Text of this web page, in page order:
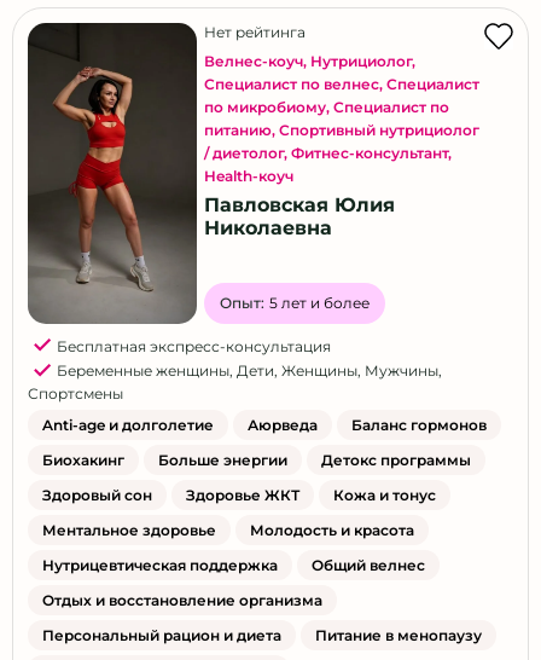
Нет рейтинга
Велнес-коуч, Нутрициолог,
Специалист по велнес, Специалист
по микробиому, Специалист по
питанию, Спортивный нутрициолог
/ диетолог, Фитнес-консультант,
Health-коуч
Павловская Юлия
Николаевна
Опыт: 5 лет и более
Бесплатная экспресс-консультация
Беременные женщины, Дети, Женщины, Мужчины,
Спортсмены
Anti-age и долголетие
Аюрведа
Баланс гормонов
Биохакинг
Больше энергии
Детокс программы
Здоровый сон
Здоровье ЖКТ
Кожа и тонус
Ментальное здоровье
Молодость и красота
Нутрицевтическая поддержка
Общий велнес
Отдых и восстановление организма
Персональный рацион и диета
Питание в менопаузу